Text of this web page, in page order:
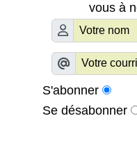
vous à
S'abonner
Se désabonner